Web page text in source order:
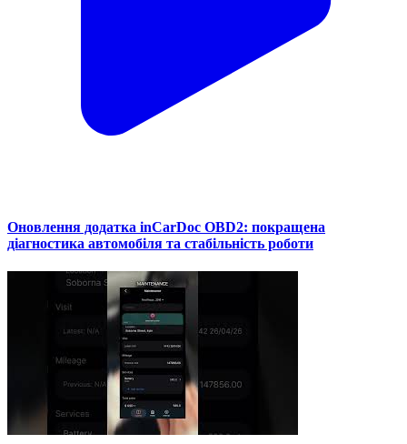
Оновлення додатка inCarDoc OBD2: покращена
діагностика автомобіля та стабільність роботи